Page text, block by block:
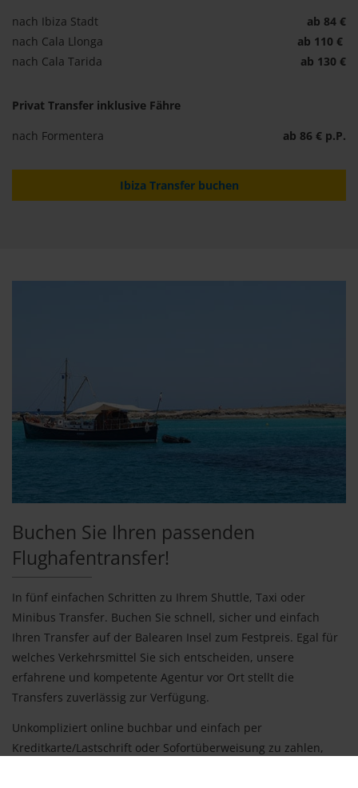
nach Ibiza Stadt
ab 84 €
nach Cala Llonga
ab 110 €
nach Cala Tarida
ab 130 €
Privat Transfer inklusive Fähre
nach Formentera
ab 86 € p.P.
Ibiza Transfer buchen
Buchen Sie Ihren passenden
Flughafentransfer!
In fünf einfachen Schritten zu Ihrem Shuttle, Taxi oder
Minibus Transfer. Buchen Sie schnell, sicher und einfach
Ihren Transfer auf der Balearen Insel zum Festpreis. Egal für
welches Verkehrsmittel Sie sich entscheiden, unsere
erfahrene und kompetente Agentur vor Ort stellt die
Transfers zuverlässig zur Verfügung.
Unkompliziert online buchbar und einfach per
Kreditkarte/Lastschrift oder Sofortüberweisung zu zahlen,